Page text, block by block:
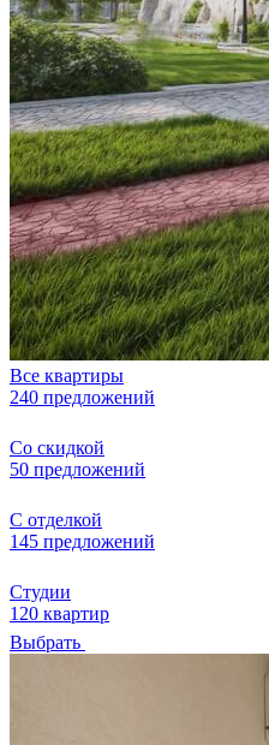
Все квартиры
240 предложений
Со скидкой
50 предложений
С отделкой
145 предложений
Студии
120 квартир
Выбрать